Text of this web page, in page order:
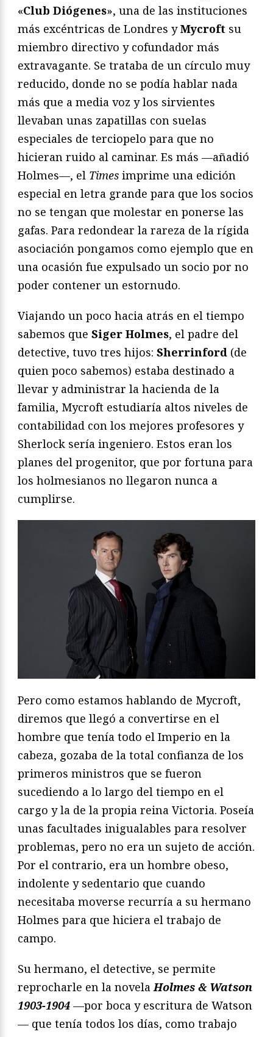
«Club Diógenes», una de las instituciones
más excéntricas de Londres yMycroft su
miembro directivo y cofundador más
extravagante. Se trataba de un círculo muy
reducido, donde no se podía hablar nada
más que a media voz y los sirvientes
llevaban unas zapatillas con suelas
especiales de terciopelo para que no
hicieran ruido al caminar. Es más —añadió
Holmes—, el Times imprime una edición
especial en letra grande para que los socios
no se tengan que molestar en ponerse las
gafas. Para redondear la rareza de la rígida
asociación pongamos como ejemplo que en
una ocasión fue expulsado un socio por no
poder contener un estornudo.
Viajando un poco hacia atrás en el tiempo
sabemos que Siger Holmes, el padre del
detective, tuvo tres hijos: Sherrinford (de
quien poco sabemos) estaba destinado a
llevar y administrar la hacienda de la
familia, Mycroft estudiaría altos niveles de
contabilidad con los mejores profesores y
Sherlock sería ingeniero. Estos eran los
planes del progenitor, que por fortuna para
los holmesianos no llegaron nunca a
cumplirse.
Pero como estamos hablando de Mycroft,
diremos que llegó a convertirse en el
hombre que tenía todo el Imperio en la
cabeza, gozaba de la total confianza de los
primeros ministros que se fueron
sucediendo a lo largo del tiempo en el
cargo y la de la propia reina Victoria. Poseía
unas facultades inigualables para resolver
problemas, pero no era un sujeto de acción.
Por el contrario, era un hombre obeso,
indolente y sedentario que cuando
necesitaba moverse recurría a su hermano
Holmes para que hiciera el trabajo de
campo.
Su hermano, el detective, se permite
reprocharle en la novela Holmes & Watson
1903-1904 —por boca y escritura de Watson
— que tenía todos los días, como trabajo